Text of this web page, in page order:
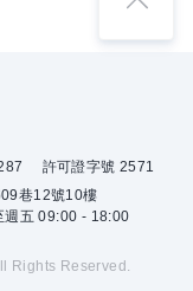
許可證字號 2571
巷12號10樓
週五 09:00 - 18:00
Rights Reserved.